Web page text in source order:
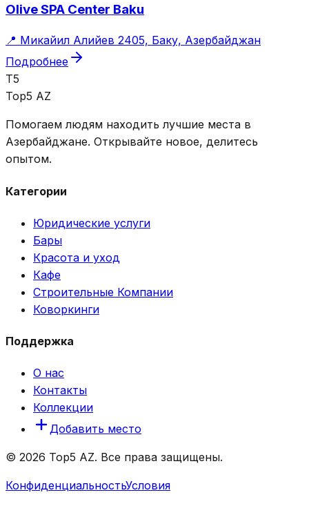
Olive SPA Center Baku
📍 Микайил Алийев 2405, Баку, Азербайджан
Подробнее
T5
Top5 AZ
Помогаем людям находить лучшие места в
Азербайджане. Открывайте новое, делитесь
опытом.
Категории
Юридические услуги
Бары
Красота и уход
Кафе
Строительные Компании
Коворкинги
Поддержка
О нас
Контакты
Коллекции
Добавить место
© 2026 Top5 AZ. Все права защищены.
КонфиденциальностьУсловия